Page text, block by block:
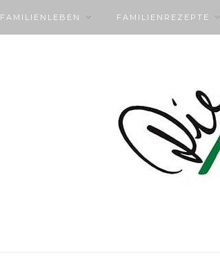
FAMILIENLEBEN FAMILIENREZEPTE